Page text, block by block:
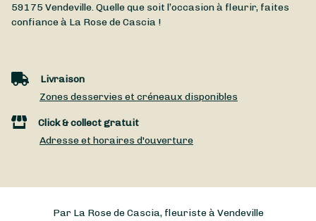
59175 Vendeville. Quelle que soit l’occasion à fleurir, faites
confiance à La Rose de Cascia !
Livraison
Zones desservies et créneaux disponibles
Click & collect gratuit
Adresse et horaires d'ouverture
Par La Rose de Cascia, fleuriste à Vendeville